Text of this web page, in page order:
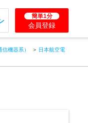
簡単1分
会員登録
機器系）
日本航空電